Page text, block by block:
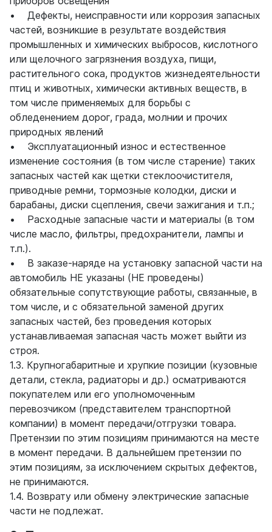
• Дефекты, неисправности или коррозия запасных
частей, возникшие в результате воздействия
промышленных и химических выбросов, кислотного
или щелочного загрязнения воздуха, пищи,
растительного сока, продуктов жизнедеятельности
птиц и животных, химически активных веществ, в
том числе применяемых для борьбы с
обледенением дорог, града, молнии и прочих
природных явлений
• Эксплуатационный износ и естественное
изменение состояния (в том числе старение) таких
запасных частей как щетки стеклоочистителя,
приводные ремни, тормозные колодки, диски и
барабаны, диски сцепления, свечи зажигания и т.п.;
• Расходные запасные части и материалы (в том
числе масло, фильтры, предохранители, лампы и
т.п.).
• В заказе-наряде на установку запасной части на
автомобиль НЕ указаны (НЕ проведены)
обязательные сопутствующие работы, связанные, в
том числе, и с обязательной заменой других
запасных частей, без проведения которых
устанавливаемая запасная часть может выйти из
строя.
1.3. Крупногабаритные и хрупкие позиции (кузовные
детали, стекла, радиаторы и др.) осматриваются
покупателем или его уполномоченным
перевозчиком (представителем транспортной
компании) в момент передачи/отгрузки товара.
Претензии по этим позициям принимаются на месте
в момент передачи. В дальнейшем претензии по
этим позициям, за исключением скрытых дефектов,
не принимаются.
1.4. Возврату или обмену электрические запасные
части не подлежат.